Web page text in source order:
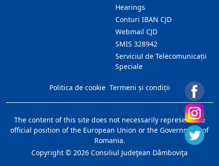
Hearings
Conturi IBAN CJD
Webmail CJD
SMIS 328942
Serviciul de Telecomunicații
Speciale
Politica de cookie Termeni și condiții
The content of this site does not necessarily represent the
official position of the European Union or the Government of
Romania.
Copyright © 2026 Consiliul Judeţean Dâmboviţa